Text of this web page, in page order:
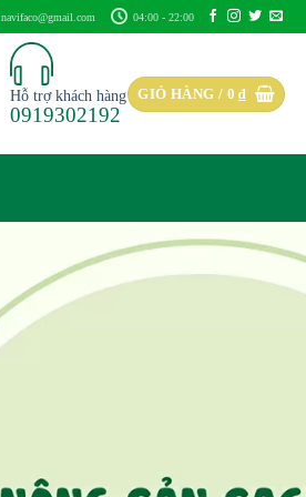
navifaco@gmail.com 04:00 - 22:00
Hỗ trợ khách hàng
0919302192
GIỎ HÀNG / 0₫